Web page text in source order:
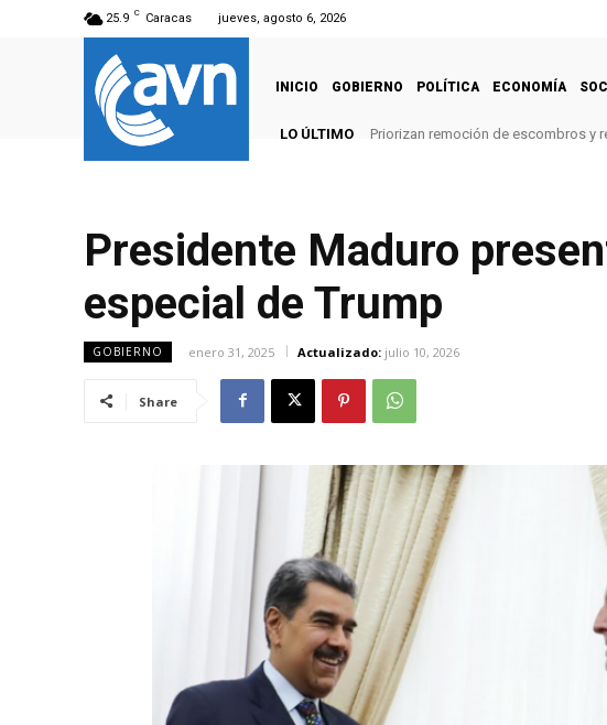
25.9 C Caracas jueves, agosto 6, 2026
INICIO GOBIERNO POLÍTICA ECONOMÍA
LO ÚLTIMO Priorizan remoción de escombros y
Presidente Maduro
especial de Trump
GOBIERNO enero 31, 2025 Actualizado: julio 10, 2026
Share